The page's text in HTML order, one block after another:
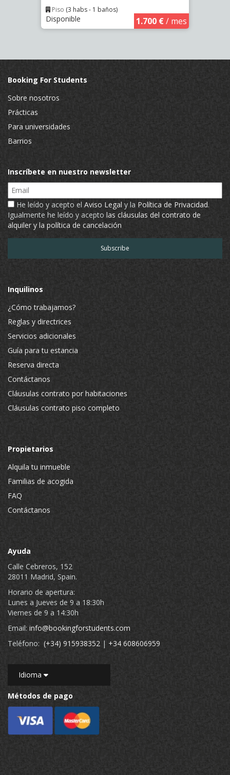
Piso (3 habs - 1 baños)
Disponible 1.700 €/ mes
Booking For Students
Sobre nosotros
Prácticas
Para universidades
Barrios
Inscríbete en nuestro newsletter
Email
He leído y acepto el Aviso Legal y la Política de Privacidad.
Igualmente he leído y acepto las cláusulas del contrato de
alquiler y la política de cancelación
Inquilinos
¿Cómo trabajamos?
Reglas y directrices
Servicios adicionales
Guía para tu estancia
Reserva directa
Contáctanos
Cláusulas contrato por habitaciones
Cláusulas contrato piso completo
Propietarios
Alquila tu inmueble
Familias de acogida
FAQ
Contáctanos
Ayuda
Calle Cebreros, 152
28011 Madrid, Spain.
Horario de apertura:
Lunes a Jueves de 9 a 18:30h
Viernes de 9 a 14:30h
Email: info@bookingforstudents.com
Teléfono: (+34) 915938352 | +34 608606959
Idioma
Métodos de pago